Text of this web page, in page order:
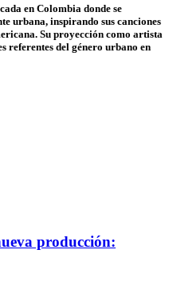
en Colombia donde se
urbana, inspirando sus canciones
Su proyección como artista
referentes del género urbano en
producción: